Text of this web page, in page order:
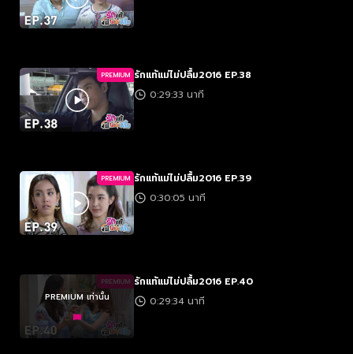
PREMIUM รักแท้แม่ไม่ปลื้ม2016 EP.38
0:29:33 นาที
PREMIUM รักแท้แม่ไม่ปลื้ม2016 EP.39
0:30:05 นาที
PREMIUM
PREMIUM เท่านั้น
รักแท้แม่ไม่ปลื้ม2016 EP.40
0:29:34 นาที